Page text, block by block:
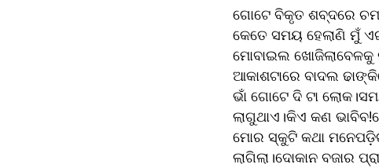
ଗୋଟେ ବିକୃତ ଶବ୍ଦରେ
କେତେ ସମୟ ହେଲାଣି ମୁଁ
ମୋବାଇଲ ଖୋଜିଲାବେଳକୁ
ଆକାଶଟାରେ ବାଦଲ
ଭାଁ ଗୋଟେ ଦି ଟା
ଲାଗୁଥାଏ।କିଏ କଣ
ମୋର ସ୍କୁଟି କଥା
ଲାଗିଲା।ଦୋକାନ ବଜାର